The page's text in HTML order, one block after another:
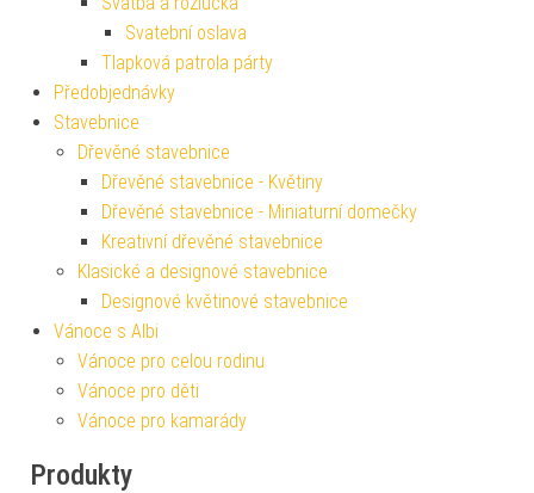
Svatební oslava
Tlapková patrola párty
Předobjednávky
Stavebnice
Dřevěné stavebnice
Dřevěné stavebnice - Květiny
Dřevěné stavebnice - Miniaturní domečky
Kreativní dřevěné stavebnice
Klasické a designové stavebnice
Designové květinové stavebnice
Vánoce s Albi
Vánoce pro celou rodinu
Vánoce pro děti
Vánoce pro kamarády
Produkty